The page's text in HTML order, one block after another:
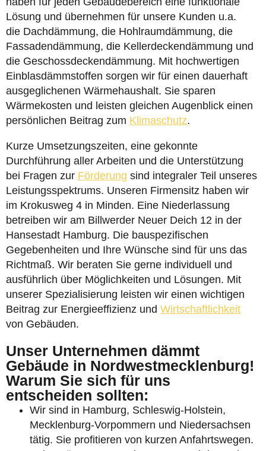
Lösung und übernehmen für unsere Kunden u.a.
die Dachdämmung, die Hohlraumdämmung, die
Fassadendämmung, die Kellerdeckendämmung und
die Geschossdeckendämmung. Mit hochwertigen
Einblasdämmstoffen sorgen wir für einen dauerhaft
ausgeglichenen Wärmehaushalt. Sie sparen
Wärmekosten und leisten gleichen Augenblick einen
persönlichen Beitrag zum Klimaschutz.
Kurze Umsetzungszeiten, eine gekonnte
Durchführung aller Arbeiten und die Unterstützung
bei Fragen zur Förderung sind integraler Teil unseres
Leistungsspektrums. Unseren Firmensitz haben wir
im Krokusweg 4 in Minden. Eine Niederlassung
betreiben wir am Billwerder Neuer Deich 12 in der
Hansestadt Hamburg. Die bauspezifischen
Gegebenheiten und Ihre Wünsche sind für uns das
Richtmaß. Wir beraten Sie gerne individuell und
ausführlich über Möglichkeiten und Lösungen. Mit
unserer Spezialisierung leisten wir einen wichtigen
Beitrag zur Energieeffizienz und Wirtschaftlichkeit
von Gebäuden.
Unser Unternehmen dämmt
Gebäude in Nordwestmecklenburg!
Warum Sie sich für uns
entscheiden sollten:
Wir sind in Hamburg, Schleswig-Holstein,
Mecklenburg-Vorpommern und Niedersachsen
tätig. Sie profitieren von kurzen Anfahrtswegen.